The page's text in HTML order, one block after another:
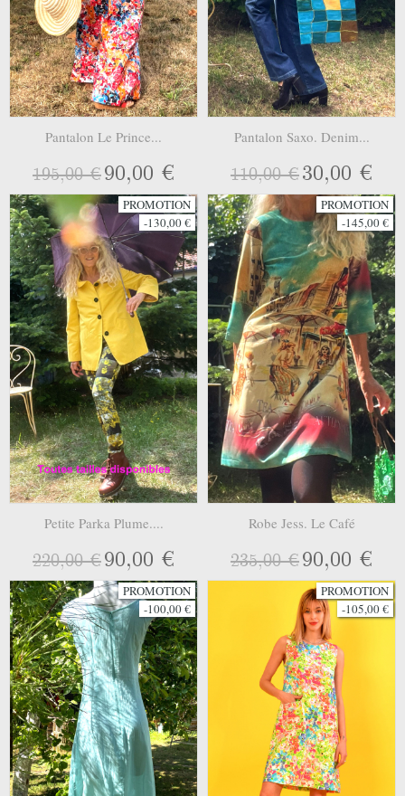
Pantalon Le Prince...
195,00 €90,00 €
Pantalon Saxo. Denim...
110,00 €30,00 €
PROMOTION
-130,00 €
Petite Parka Plume....
220,00 €90,00 €
PROMOTION
-145,00 €
Robe Jess. Le Café
235,00 €90,00 €
PROMOTION
-100,00 €
PROMOTION
-105,00 €